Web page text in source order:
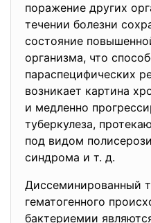
поражение других
течении болезни
состояние
организма, что
параспецифических
возникает картина
и медленно
туберкулеза,
под видом
синдрома и т. д.
Диссеминированный
гематогенного
бактериемии